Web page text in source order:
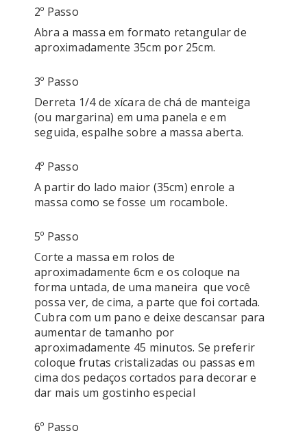
2º Passo
Abra a massa em formato retangular de
aproximadamente 35cm por 25cm.
3º Passo
Derreta 1/4 de xícara de chá de manteiga
(ou margarina) em uma panela e em
seguida, espalhe sobre a massa aberta.
4º Passo
A partir do lado maior (35cm) enrole a
5º Passo
Corte a massa em rolos de
aproximadamente 6cm e os coloque na
forma untada, de uma maneira  que você
possa ver, de cima, a parte que foi cortada.
Cubra com um pano e deixe descansar para
aumentar de tamanho por
aproximadamente 45 minutos. Se preferir
coloque frutas cristalizadas ou passas em
cima dos pedaços cortados para decorar e
dar mais um gostinho especial
6º Passo